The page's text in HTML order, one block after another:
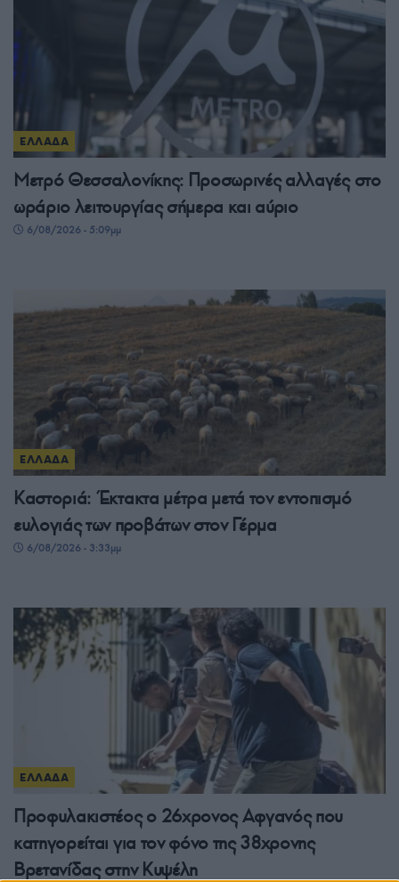
ΕΛΛΑΔΑ
Μετρό Θεσσαλονίκης: Προσωρινές αλλαγές στο
ωράριο λειτουργίας σήμερα και αύριο
6/08/2026 - 5:09μμ
ΕΛΛΑΔΑ
Καστοριά: Έκτακτα μέτρα μετά τον εντοπισμό
ευλογιάς των προβάτων στον Γέρμα
6/08/2026 - 3:33μμ
ΕΛΛΑΔΑ
Προφυλακιστέος ο 26χρονος Αφγανός που
κατηγορείται για τον φόνο της 38χρονης
Βρετανίδας στην Κυψέλη